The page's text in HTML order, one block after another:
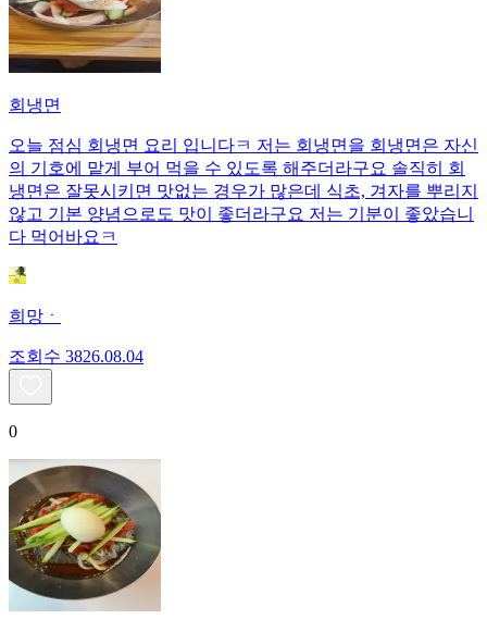
회냉면
오늘 점심 회냉면 요리 입니다ㅋ 저는 회냉면을 회냉면은 자신
의 기호에 맡게 부어 먹을 수 있도록 해주더라구요 솔직히 회
냉면은 잘못시키면 맛없는 경우가 많은데 식초, 겨자를 뿌리지
않고 기본 양념으로도 맛이 좋더라구요 저는 기분이 좋았습니
다 먹어바요ㅋ
희망ㆍ
조회수 3826.08.04
0